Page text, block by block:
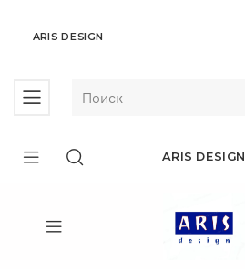
ARIS DESIGN
ARIS DESIGN